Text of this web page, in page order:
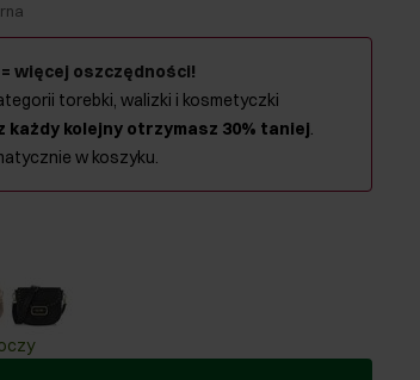
więcej oszczędności!
torebki, walizki i kosmetyczki
każdy kolejny otrzymasz 30% taniej.
w koszyku.